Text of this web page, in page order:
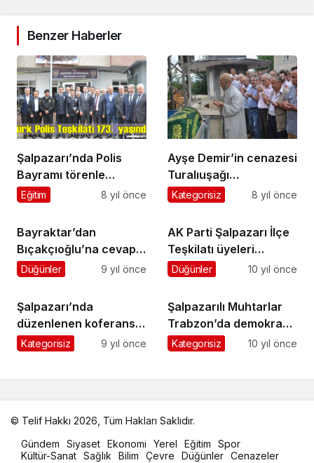
Benzer Haberler
Şalpazarı’nda Polis
Bayramı törenle
kutlandı
Eğitim 8 yıl önce
Ayşe Demir’in cenazesi
Turalıuşağı
Mahallesi’nde toprağa
Kategorisiz 8 yıl önce
Bayraktar’dan
Bıçakçıoğlu’na cevap:
Pek hoş olmadı
Düğünler 9 yıl önce
AK Parti Şalpazarı İlçe
Teşkilatı üyeleri
güncelliyor
Düğünler 10 yıl önce
Şalpazarı’nda
düzenlenen koferans
büyük ilgi gördü
Kategorisiz 9 yıl önce
Şalpazarılı Muhtarlar
Trabzon’da demokrasi
nöbetine katıldı
Kategorisiz 10 yıl önce
© Telif Hakkı 2026, Tüm Hakları Saklıdır.
oto
kiralama
Gündem Siyaset Ekonomi Yerel Eğitim
Spor
Kültür-Sanat Sağlık Bilim Çevre Düğünler Cenazeler